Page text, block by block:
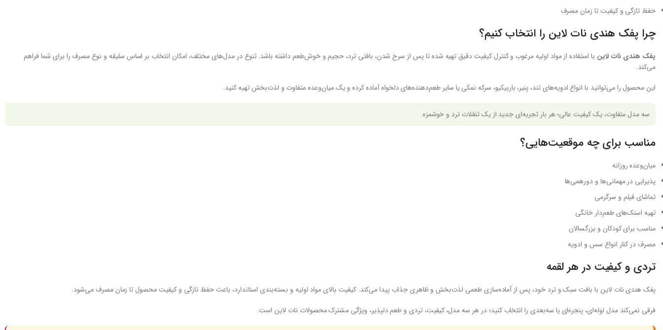
حفظ تازگی و کیفیت تا زمان مصرف
چرا پفک هندی نات لاین را انتخاب کنیم؟
پفک هندی نات لاین با استفاده از مواد اولیه مرغوب و کنترل کیفیت دقیق تهیه شده تا پس از سرخ شدن، بافتی ترد، حجیم و خوش‌طعم داشته باشد. تنوع در مدل‌های مختلف، امکان انتخاب بر اساس سلیقه و نوع مصرف را برای شما فراهم
می‌کند.
این محصول را می‌توانید با انواع ادویه‌های تند، پنیر، باربیکیو، سرکه نمکی یا سایر طعم‌دهنده‌های دلخواه آماده کرده و یک میان‌وعده متفاوت و لذت‌بخش تهیه کنید.
سه مدل متفاوت، یک کیفیت عالی؛ هر بار تجربه‌ای جدید از یک تنقلات ترد و خوشمزه.
مناسب برای چه موقعیت‌هایی؟
میان‌وعده روزانه
پذیرایی در مهمانی‌ها و دورهمی‌ها
تماشای فیلم و سرگرمی
تهیه اسنک‌های طعم‌دار خانگی
مناسب برای کودکان و بزرگسالان
مصرف در کنار انواع سس و ادویه
تردی و کیفیت در هر لقمه
پفک هندی نات لاین با بافت سبک و ترد خود، پس از آماده‌سازی طعمی لذت‌بخش و ظاهری جذاب پیدا می‌کند. کیفیت بالای مواد اولیه و بسته‌بندی استاندارد، باعث حفظ تازگی و کیفیت محصول تا زمان مصرف می‌شود.
فرقی نمی‌کند مدل لوله‌ای، پنجره‌ای یا سه‌بعدی را انتخاب کنید؛ در هر سه مدل، کیفیت، تردی و طعم دلپذیر، ویژگی مشترک محصولات نات لاین است.